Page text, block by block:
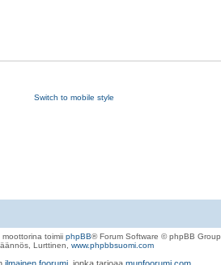
Switch to mobile style
toimii phpBB® Forum Software © phpBB Group
Lurttinen, www.phpbbsuomi.com
ilmainen foorumi , jonka tarjoaa munfoorumi.com